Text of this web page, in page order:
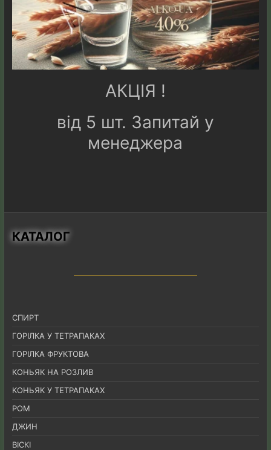
АКЦІЯ !
від 5 шт. Запитай у
менеджера
КАТАЛОГ
СПИРТ
ГОРІЛКА У ТЕТРАПАКАХ
ГОРІЛКА ФРУКТОВА
КОНЬЯК НА РОЗЛИВ
КОНЬЯК У ТЕТРАПАКАХ
РОМ
ДЖИН
ВІСКІ